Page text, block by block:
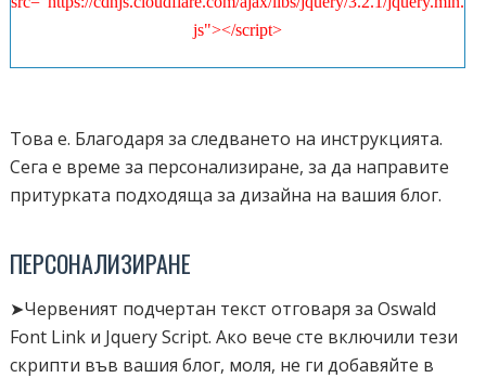
//----------------------------Defaults
var input = document.getElementById("search_box");
var TitleCount =
var ChrCount =
; <!-- Description of the posts characters
count -->
var ImageSize =150
; <!-- Size of the thumbnail -->
js"></script>
<link rel="stylesheet"
href="http://files.allbloggertricks.com/ABT_Style.css" />
:root{
--themeColor:#bada55;
/* Default theme is Light Green Color*/ }
Това е. Благодаря за следването на инструкцията.
Сега е време за персонализиране, за да направите
притурката подходяща за дизайна на вашия блог.
ПЕРСОНАЛИЗИРАНЕ
➤Червеният подчертан текст отговаря за Oswald
Font Link и Jquery Script. Ако вече сте включили тези
скрипти във вашия блог, моля, не ги добавяйте в